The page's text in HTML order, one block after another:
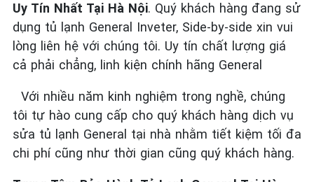
Uy Tín Nhất Tại Hà Nội. Quý khách hàng đang sử
dụng tủ lạnh General Inveter, Side-by-side xin vui
lòng liên hệ với chúng tôi. Uy tín chất lượng giá
cả phải chẳng, linh kiện chính hãng General
Với nhiều năm kinh nghiệm trong nghề, chúng
tôi tự hào cung cấp cho quý khách hàng dịch vụ
sửa tủ lạnh General tại nhà nhằm tiết kiệm tối đa
chi phí cũng như thời gian cũng quý khách hàng.